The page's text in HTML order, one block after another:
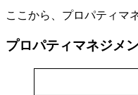
ここから、プロパティマ
プロパティマネジメ